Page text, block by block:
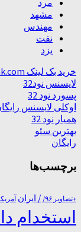
مشهد
مهندس
نفت
یزد
خرید بک لینک behtarinbacklink.com
لایسنس نود32
پسورد نود 32
اوکلی لایسنس رایگان
همیار نود 32
بهترین سئو
رایگان
برچسب‌ها
+تصاویر ۹۶/ / ایران
استخدام